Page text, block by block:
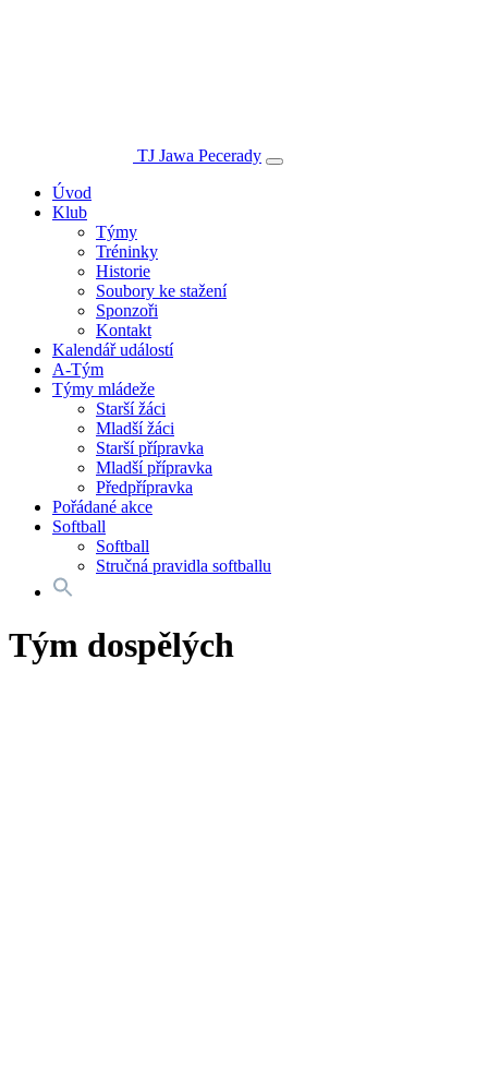
TJ Jawa Pecerady
Úvod
Klub
Týmy
Tréninky
Historie
Soubory ke stažení
Sponzoři
Kontakt
Kalendář událostí
A-Tým
Týmy mládeže
Starší žáci
Mladší žáci
Starší přípravka
Mladší přípravka
Předpřípravka
Pořádané akce
Softball
Softball
Stručná pravidla softballu
Search
Tým dospělých